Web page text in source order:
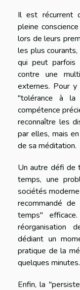
Il est récurrent
pleine
lors de leurs
les plus
qui peut parfois
contre une
externes. Pour
"tolérance à
compétence
reconnaître les
par elles, mais
de sa méditation.
Un autre défi de
temps, une
sociétés
recommandé
temps"
réorganisation
dédiant un
pratique de la
quelques minutes.
Enfin, la